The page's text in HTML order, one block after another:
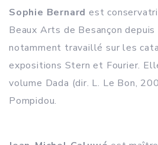
Sophie Bernard est
Beaux Arts de Besançon
notamment travaillé sur les
expositions Stern et Fourier.
volume Dada (dir. L. Le Bon,
Pompidou.